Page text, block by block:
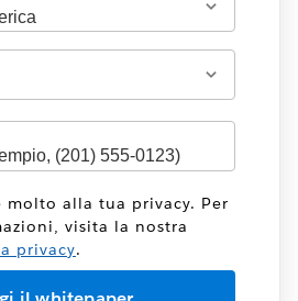
molto alla tua privacy. Per
visita la nostra
privacy.